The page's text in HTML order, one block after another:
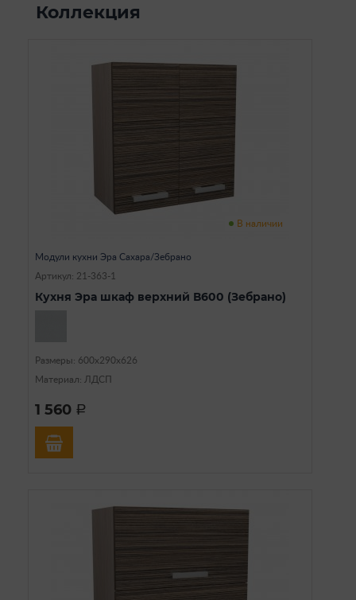
Коллекция
В наличии
Модули кухни Эра Сахара/Зебрано
Артикул: 21-363-1
Кухня Эра шкаф верхний В600 (Зебрано)
Размеры: 600х290х626
Материал: ЛДСП
1 560 a